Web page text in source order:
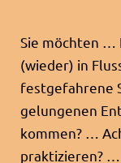
Sie möchten …
(wieder) in
festgefahrene
gelungenen
kommen? …
praktizieren?